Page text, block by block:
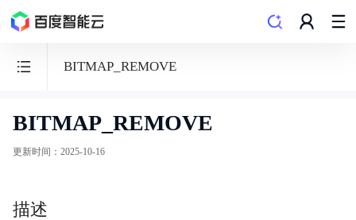
BITMAP_REMOVE
数
据
PALO
BITMAP_REMOVE
更新时间 ： 2025-10-16
描述